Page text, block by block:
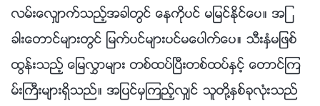
လမ္းေလွ်ာက္သည့္အခါတြင္ ေနကိုပင္ မျမင္ႏိုင္ေပ။ အျ
ခားေတာင္မ်ားတြင္ ျမက္ပင္မ်ားပင္မေပါက္ေပ။ သီးႏွံမျဖစ္
ထြန္းသည့္ ေျမလႊာမ်ား တစ္ထပ္ၿပီးတစ္ထပ္ႏွင့္ ေတာင္ၾက
မ္းႀကီးမ်ားရွိသည္။ အျပင္မွၾကည့္လွ်င္ သူတို႔ႏွစ္ခုလုံးသည္